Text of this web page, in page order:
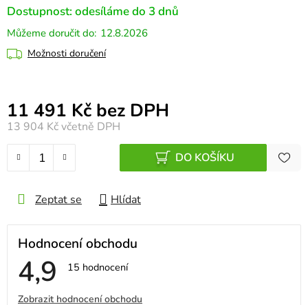
Dostupnost: odesíláme do 3 dnů
12.8.2026
Možnosti doručení
13 904 Kčvčetně DPH
11 491 Kč bez DPH
Měrná cena:
DO KOŠÍKU
Zeptat se Hlídat
Hodnocení obchodu
4,9 Průměrné
je
15 hodnocení
V
Zobrazit hodnocení obchodu